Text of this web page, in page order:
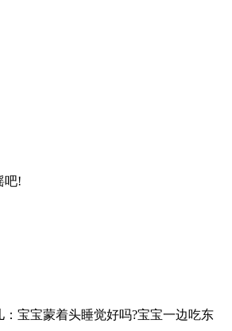
吧!
宝宝蒙着头睡觉好吗?宝宝一边吃东